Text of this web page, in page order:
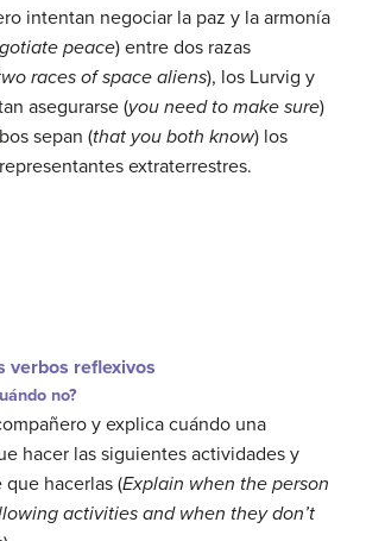
intentan negociar la paz y la armonía
peace) entre dos razas
races of space aliens), los Lurvig y
asegurarse (you need to make sure)
sepan (that you both know) los
extraterrestres.
verbos reflexivos
no?
y explica cuándo una
hacer las siguientes actividades y
hacerlas (Explain when the person
activities and when they don’t